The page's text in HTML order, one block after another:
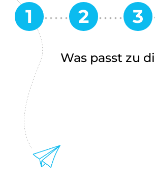
Was passt zu